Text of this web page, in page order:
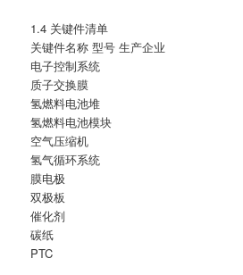
1.4 关键件清单
关键件名称 型号 生产企业
电子控制系统
质子交换膜
氢燃料电池堆
氢燃料电池模块
空气压缩机
氢气循环系统
膜电极
双极板
催化剂
碳纸
PTC